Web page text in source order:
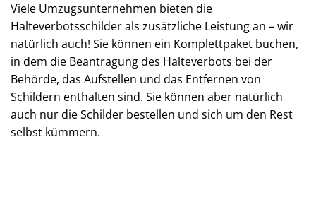
Viele Umzugsunternehmen bieten die
Halteverbotsschilder als zusätzliche Leistung an – wir
natürlich auch! Sie können ein Komplettpaket buchen,
in dem die Beantragung des Halteverbots bei der
Behörde, das Aufstellen und das Entfernen von
Schildern enthalten sind. Sie können aber natürlich
auch nur die Schilder bestellen und sich um den Rest
selbst kümmern.